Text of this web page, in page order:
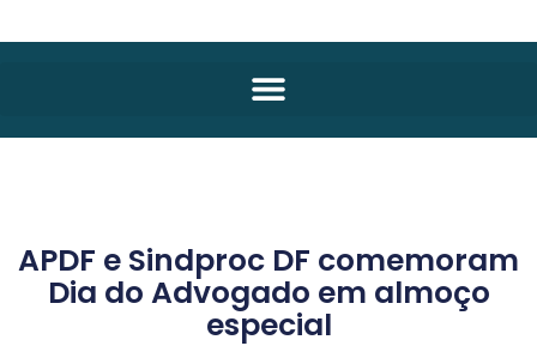
APDF e Sindproc DF comemoram
Dia do Advogado em almoço
especial